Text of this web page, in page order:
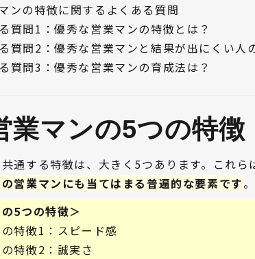
ンの特徴に関するよくある質問
質問1：優秀な営業マンの特徴とは？
質問2：優秀な営業マンと結果が出にくい人
質問3：優秀な営業マンの育成法は？
業マンの5つの特徴
通する特徴は、大きく5つあります。これら
営業マンにも当てはまる普遍的な要素です。
5つの特徴＞
特徴1：スピード感
特徴2：誠実さ